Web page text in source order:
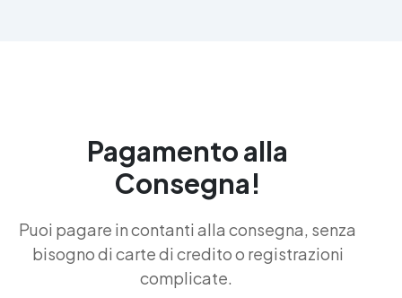
Pagamento alla
Consegna!
Puoi pagare in contanti alla consegna, senza
bisogno di carte di credito o registrazioni
complicate.